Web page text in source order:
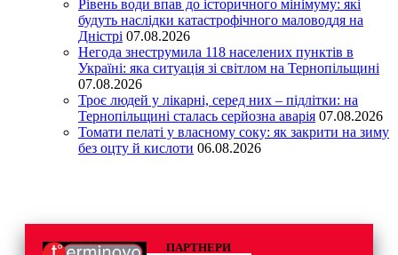
Рівень води впав до історичного мінімуму: які
будуть наслідки катастрофічного маловоддя на
Дністрі 07.08.2026
Негода знеструмила 118 населених пунктів в
Україні: яка ситуація зі світлом на Тернопільщині
07.08.2026
Троє людей у лікарні, серед них – підлітки: на
Тернопільщині сталась серйозна аварія 07.08.2026
Томати пелаті у власному соку: як закрити на зиму
без оцту й кислоти 06.08.2026
ПАРТНЕРИ